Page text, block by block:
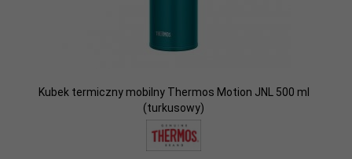
Kubek termiczny mobilny Thermos Motion JNL 500 ml
(turkusowy)